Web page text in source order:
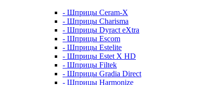
- Шприцы Ceram-X
- Шприцы Charisma
- Шприцы Dyract eXtra
- Шприцы Escom
- Шприцы Estelite
- Шприцы Estet X HD
- Шприцы Filtek
- Шприцы Gradia Direct
- Шприцы Harmonize